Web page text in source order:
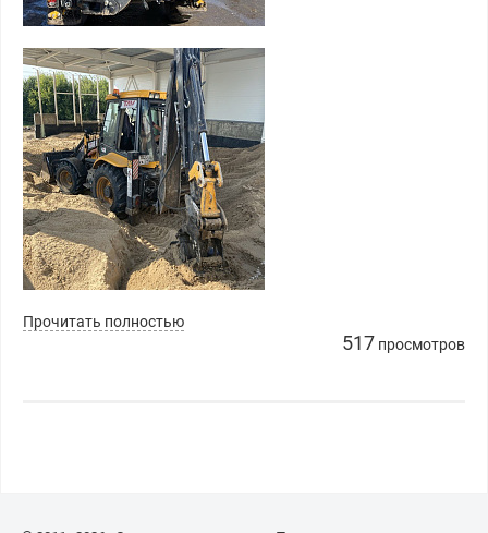
Прочитать полностью
517 просмотров